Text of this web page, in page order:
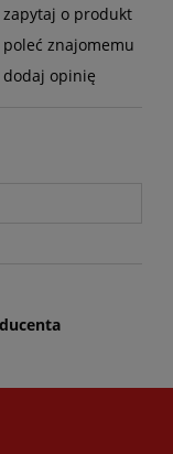
zapytaj o produkt
poleć znajomemu
dodaj opinię